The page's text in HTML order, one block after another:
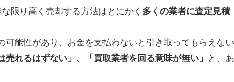
な限り高く売却する方法はとにかく 多くの業者に査定見積
可能性があり、お金を支払わないと引き取ってもらえない
売れるはずない」、「買取業者を回る意味が無い」
と、あ